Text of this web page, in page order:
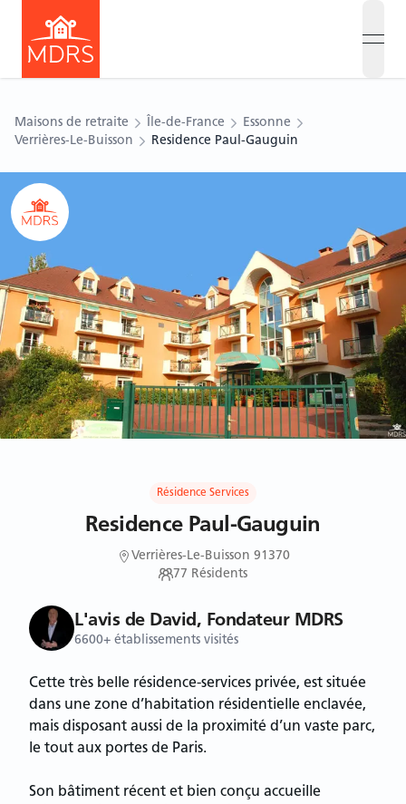
Maisons de retraite Île-de-France
Essonne
Verrières-Le-Buisson
Residence Paul-Gauguin
le carousel
Résidence Services
Residence Paul-Gauguin
Verrières-Le-Buisson 91370
77 Résidents
L'avis de David, Fondateur MDRS
6600+ établissements visités
Cette très belle résidence-services privée, est située
dans une zone d’habitation résidentielle enclavée,
mais disposant aussi de la proximité d’un vaste parc,
le tout aux portes de Paris.
Son bâtiment récent et bien conçu accueille